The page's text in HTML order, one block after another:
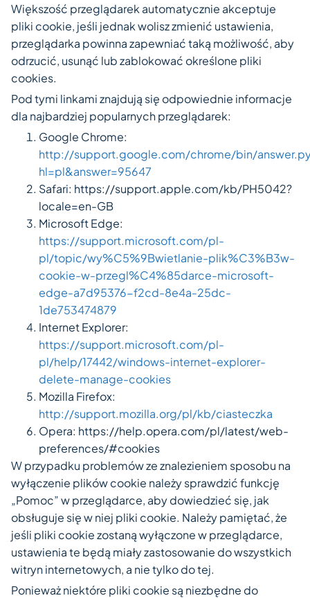
Większość przeglądarek automatycznie akceptuje
pliki cookie, jeśli jednak wolisz zmienić ustawienia,
przeglądarka powinna zapewniać taką możliwość, aby
odrzucić, usunąć lub zablokować określone pliki
cookies.
Pod tymi linkami znajdują się odpowiednie informacje
dla najbardziej popularnych przeglądarek:
Google Chrome:
http://support.google.com/chrome/bin/
hl=pl&answer=95647
Safari: https://support.apple.com/kb/PH5042?
locale=en-GB
Microsoft Edge:
https://support.microsoft.com/pl-
pl/topic/wy%C5%9Bwietlanie-plik%C3%B3w-
cookie-w-przegl%C4%85darce-microsoft-
edge-a7d95376-f2cd-8e4a-25dc-
1de753474879
Internet Explorer:
https://support.microsoft.com/pl-
pl/help/17442/windows-internet-explorer-
delete-manage-cookies
Mozilla Firefox:
http://support.mozilla.org/pl/kb/ciasteczka
Opera: https://help.opera.com/pl/latest/web-
preferences/#cookies
W przypadku problemów ze znalezieniem sposobu na
wyłączenie plików cookie należy sprawdzić funkcję
„Pomoc” w przeglądarce, aby dowiedzieć się, jak
obsługuje się w niej pliki cookie. Należy pamiętać, że
jeśli pliki cookie zostaną wyłączone w przeglądarce,
ustawienia te będą miały zastosowanie do wszystkich
witryn internetowych, a nie tylko do tej.
Ponieważ niektóre pliki cookie są niezbędne do